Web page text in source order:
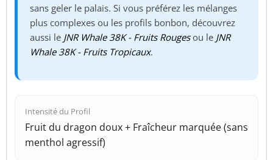
sans geler le palais. Si vous préférez les mélanges
plus complexes ou les profils bonbon, découvrez
aussi le JNR Whale 38K - Fruits Rougesou le JNR
Whale 38K - Fruits Tropicaux.
Intensité du Profil
Fruit du dragon doux + Fraîcheur marquée (sans
menthol agressif)